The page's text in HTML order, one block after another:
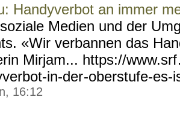
Handyverbot an immer
Medien und der
«Wir verbannen das
Mirjam... https://www.srf
in-der-oberstufe-es-
16:12